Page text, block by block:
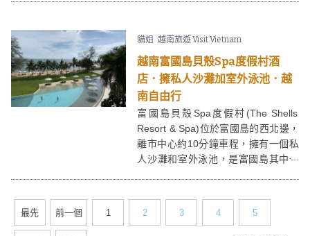
都有開！很多美食、手工啤酒，晚上
來氣氛超好超chill。
貓姐 越南旅遊 Visit Vietnam
越南富國島貝殼Spa度假村酒
店．擁私人沙灘加室外泳池．越
南自由行
富國島貝殼Spa度假村(The Shells
Resort & Spa)位於富國島的西北邊，
離市中心約10分鐘車程，擁有一個私
人沙灘和室外泳池，是富國島其中一
最先 前一個 1 2 3 4 5